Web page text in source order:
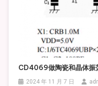
CD4069做陶瓷和晶体振
2024 年 11 月 7 日